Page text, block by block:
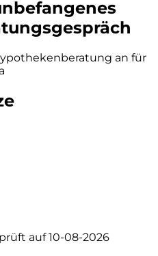
an für
auf 10-08-2026